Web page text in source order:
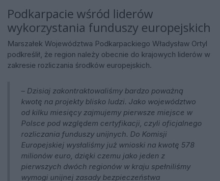
Podkarpacie wśród liderów
wykorzystania funduszy europejskich
Marszałek Województwa Podkarpackiego Władysław Ortyl
podkreślił, że region należy obecnie do krajowych liderów w
zakresie rozliczania środków europejskich.
– Dzisiaj zakontraktowaliśmy bardzo poważną
kwotę na projekty blisko ludzi. Jako województwo
od kilku miesięcy zajmujemy pierwsze miejsce w
Polsce pod względem certyfikacji, czyli oficjalnego
rozliczania funduszy unijnych. Do Komisji
Europejskiej wysłaliśmy już wnioski na kwotę 578
milionów euro, dzięki czemu jako jeden z
pierwszych dwóch regionów w kraju spełniliśmy
wymogi unijnej zasady bezpieczeństwa